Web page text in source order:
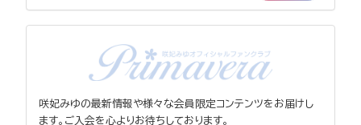
咲妃みゆの最新情報や様々な会員限定コンテンツをお届けし
ます。ご入会を心よりお待ちしております。